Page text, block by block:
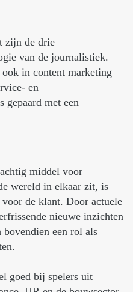
zijn de drie
van de journalistiek.
in content marketing
en
gepaard met een
middel voor
wereld in elkaar zit, is
de klant. Door actuele
nieuwe inzichten
een rol als
goed bij spelers uit